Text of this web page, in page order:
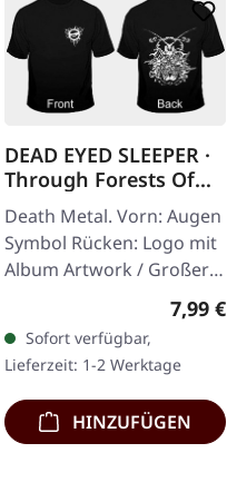
Preis:
DEAD EYED SLEEPER ·
Through Forests Of
Nonentities Bug TS |
T-SHIRT L
Death Metal. Vorn: Augen
Symbol Rücken: Logo mit
Album Artwork / Großer
stilisierter Käfer 100%
Baumwolle, Fruit Of The
Loom Heavy Cotton
7,99 €
Sofort verfügbar,
Lieferzeit: 1-2 Werktage
HINZUFÜGEN